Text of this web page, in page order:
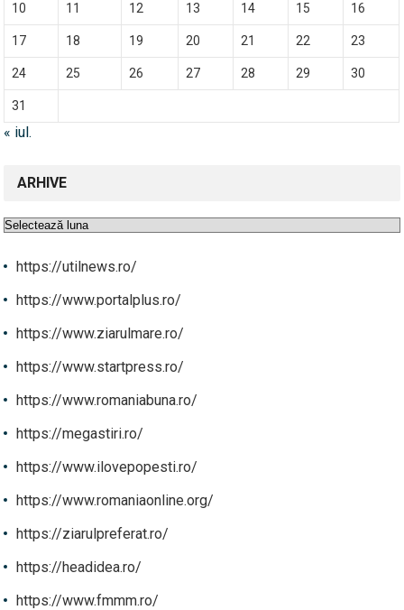
10 11 12 13 14 15 16
17 18 19 20 21 22 23
24 25 26 27 28 29 30
31
« iul.
ARHIVE
Arhive
https://utilnews.ro/
https://www.portalplus.ro/
https://www.ziarulmare.ro/
https://www.startpress.ro/
https://www.romaniabuna.ro/
https://megastiri.ro/
https://www.ilovepopesti.ro/
https://www.romaniaonline.org/
https://ziarulpreferat.ro/
https://headidea.ro/
https://www.fmmm.ro/